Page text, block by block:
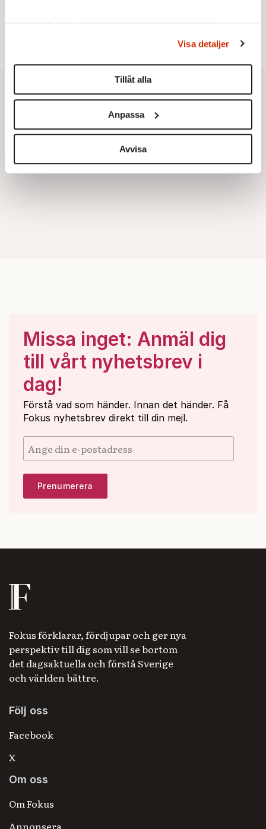
Ta reda på mer om hur dina personliga uppgifter
Du kan ändra eller dra tillbaka ditt samtycke när som
helst från cookie-förklaringen.
Vi använder enhetsidentifierare för att anpassa innehållet
för sociala medier och analysera vår trafik. Vi
vidarebefordrar även sådana identifierare och annan
information från din enhet till de sociala medier och
annons- och analysföretag som vi samarbetar med.
Visa detaljer
Tillåt alla
Anpassa
Avvisa
6.Christoffer Jonsson:Inte nu igen, Vänsterpartiet!
Missa inget: Anmäl dig
till vårt nyhetsbrev i
dag!
Förstå vad som händer. Innan det händer. Få
Fokus nyhetsbrev direkt till din mejl.
Fokus förklarar, fördjupar och ger nya
perspektiv till dig som vill se bortom
det dagsaktuella och förstå Sverige
och världen bättre.
Följ oss
Facebook
X
Om oss
Om Fokus
Annonsera